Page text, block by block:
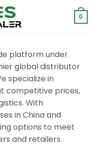
0
platform under
global distributor
specialize in
competitive prices,
With
in China and
options to meet
and retailers